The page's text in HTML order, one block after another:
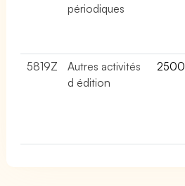
périodiques
5819Z
Autres activités
d édition
2500